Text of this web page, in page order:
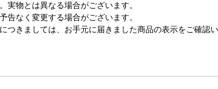
実物とは異なる場合がございます。
告なく変更する場合がございます。
つきましては、お手元に届きました商品の表示をご確認